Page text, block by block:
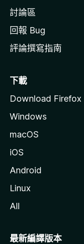
討論區
回報 Bug
評論撰寫指南
下載
Download Firefox
Windows
macOS
iOS
Android
Linux
All
最新編譯版本